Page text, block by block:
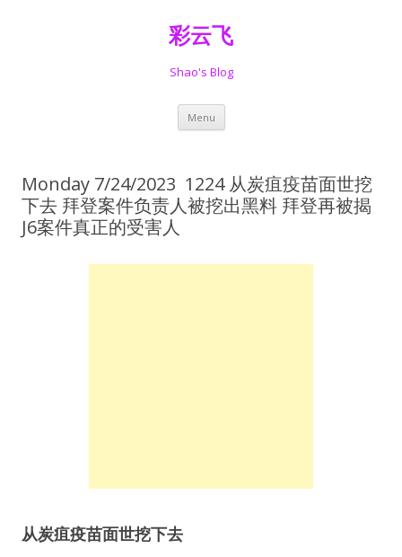
彩云飞
Shao's Blog
Menu Skip
content
Monday 7/24/2023 1224 从炭疽疫苗面世挖
下去 拜登案件负责人被挖出黑料 拜登再被揭
J6案件真正的受害人
从炭疽疫苗面世挖下去